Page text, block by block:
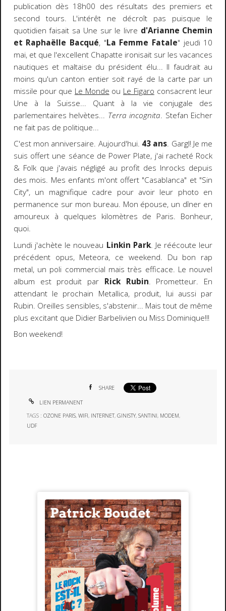
publication dès 18h00 des résultats des premiers et
second tours. L'intérêt ne décroît pas puisque le
quotidien faisait sa Une sur le livre d'Arianne Chemin
et Raphaëlle Bacqué, "La Femme Fatale" jeudi 10
mai, et que l'excellent Chapatte ironisait sur les vacances
nautiques et maltaise du président élu... Il faudrait au
moins qu'un canton entier soit rayé de la carte par un
missile pour que Le Monde ou Le Figaro consacrent leur
Une à la Suisse... Quant à la vie conjugale des
parlementaires helvètes... Terra incognita. Stefan Eicher
ne fait pas de politique...
C'est mon anniversaire. Aujourd'hui. 43 ans. Gargl! Je me
suis offert une séance de Power Plate, j'ai racheté Rock
& Folk que j'avais négligé au profit des Inrocks depuis
des mois. Mes enfants m'ont offert "Casablanca" et "Sin
City", un magnifique cadre pour avoir leur photo en
permanence sur mon bureau. Mon épouse, un dîner en
amoureux à quelques kilomètres de Paris. Bonheur,
quoi.
Lundi j'achète le nouveau Linkin Park. Je réécoute leur
précédent opus, Meteora, ce weekend. Du bon rap
metal, un poli commercial mais très efficace. Le nouvel
album est produit par Rick Rubin. Prometteur. En
attendant le prochain Metallica, produit, lui aussi par
Rubin. Oreilles sensibles, s'abstenir... Mais tout de même
plus excitant que Didier Barbelivien ou Miss Dominique!!!
Bon weekend!
SHARE
LIEN PERMANENT
TAGS :OZONE PARIS,WIFI, INTERNET,GINISTY,SANTINI, MODEM,
UDF